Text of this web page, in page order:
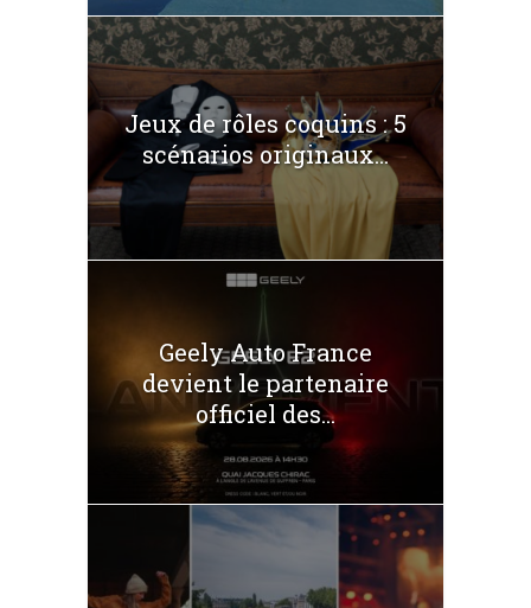
Jeux de rôles coquins : 5
scénarios originaux...
Geely Auto France
devient le partenaire
officiel des...